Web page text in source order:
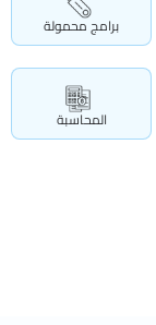
برامج محمولة
المحاسبة